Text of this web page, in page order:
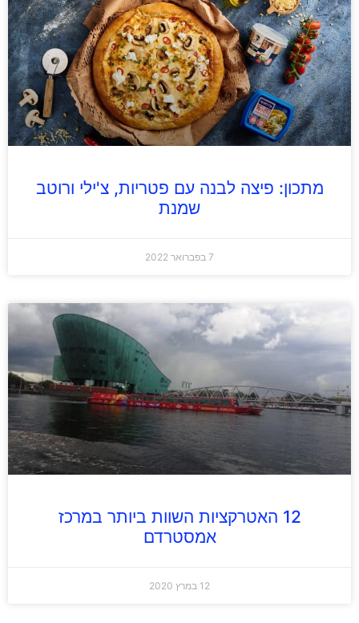
מתכון: פיצה לבנה עם פטריות, צ'ילי ורוטב
שמנת
7 בפברואר 2022
12 האטרקציות השוות ביותר במרכז
אמסטרדם
12 במרץ 2020